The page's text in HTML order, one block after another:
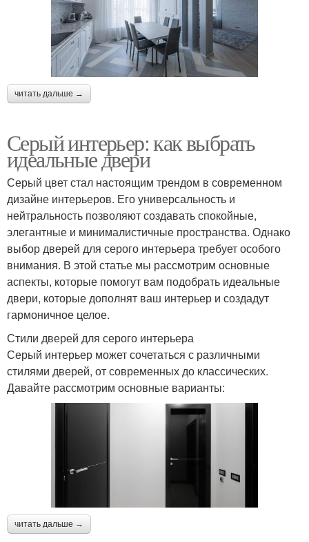
читать дальше →
Серый интерьер: как выбрать
идеальные двери
Серый цвет стал настоящим трендом в современном
дизайне интерьеров. Его универсальность и
нейтральность позволяют создавать спокойные,
элегантные и минималистичные пространства. Однако
выбор дверей для серого интерьера требует особого
внимания. В этой статье мы рассмотрим основные
аспекты, которые помогут вам подобрать идеальные
двери, которые дополнят ваш интерьер и создадут
гармоничное целое.
Стили дверей для серого интерьера
Серый интерьер может сочетаться с различными
стилями дверей, от современных до классических.
Давайте рассмотрим основные варианты:
читать дальше →